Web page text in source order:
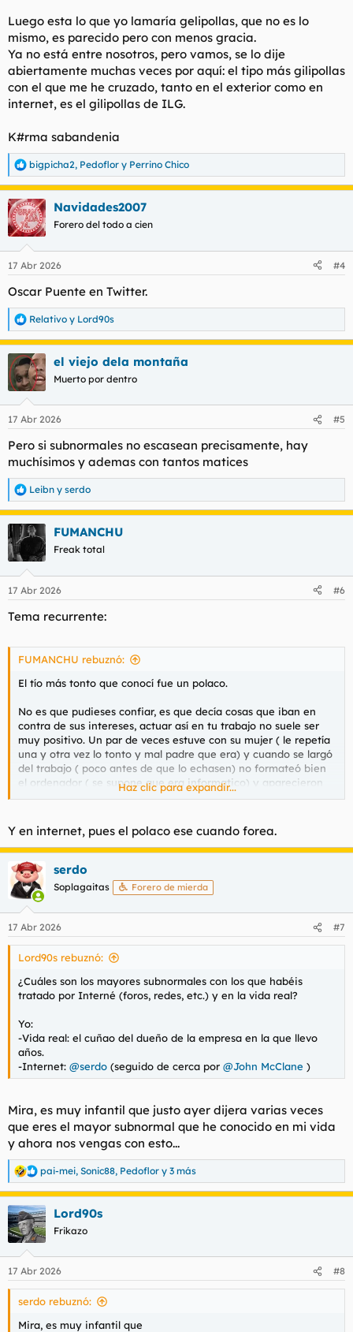
Luego esta lo que yo lamaría gelipollas, que no es lo
mismo, es parecido pero con menos gracia.
Ya no está entre nosotros, pero vamos, se lo dije
abiertamente muchas veces por aquí: el tipo más gilipollas
con el que me he cruzado, tanto en el exterior como en
internet, es el gilipollas de ILG.
K#rma sabandenia
R
e
a
c
c
i
e
:
bigpicha2, Pedoflor y Perrino Chico
Navidades2007
Forero del todo a cien
17 Abr 2026 #4
Oscar Puente en Twitter.
R
e
a
c
c
i
e
:
Relativo y Lord90s
el viejo dela montaña
Muerto por dentro
17 Abr 2026 #5
Pero si subnormales no escasean precisamente, hay
muchísimos y ademas con tantos matices
R
e
a
c
i
e
:
Leibn y serdo
FUMANCHU
Freak total
17 Abr 2026 #6
Tema recurrente:
FUMANCHU rebuznó:
El tío más tonto que conocí fue un polaco.
No es que pudieses confiar, es que decía cosas que iban en
contra de sus intereses, actuar así en tu trabajo no suele ser
muy positivo. Un par de veces estuve con su mujer ( le repetía
una y otra vez lo tonto y mal padre que era) y cuando se largó
del trabajo ( poco antes de que lo echasen) no formateó bien
el ordenador ( se supone que era informatico) y aparecieron
correos y documentos que en una empresa normal le hubiesen
Haz clic para expandir...
Y en internet, pues el polaco ese cuando forea.
serdo
Soplagaitas Forero de mierda
17 Abr 2026 #7
Lord90s rebuznó:
¿Cuáles son los mayores subnormales con los que habéis
tratado por Interné (foros, redes, etc.) y en la vida real?
Yo:
-Vida real: el cuñao del dueño de la empresa en la que llevo
años.
-Internet: @serdo (seguido de cerca por @John McClane )
Mira, es muy infantil que justo ayer dijera varias veces
que eres el mayor subnormal que he conocido en mi vida
y ahora nos vengas con esto...
R
e
a
c
c
i
e
s
pai-mei, Sonic88, Pedoflor y 3 más
Lord90s
Frikazo
17 Abr 2026 #8
serdo rebuznó:
Mira, es muy infantil que